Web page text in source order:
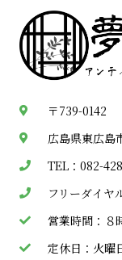
〒739-0142
広島県東広島
TEL：082-
フリーダイヤ
営業時間：８
定休日：火曜